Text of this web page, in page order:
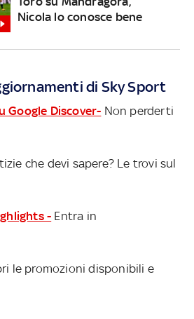
Nicola lo conosce bene
di Sky Sport
Google Discover- Non perderti
che devi sapere? Le trovi sul
- Entra in
le promozioni disponibili e